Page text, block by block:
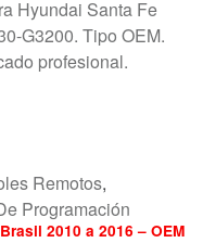
Hyundai Santa Fe
G3200. Tipo OEM.
profesional.
Remotos,
Programación
2010 a 2016 – OEM